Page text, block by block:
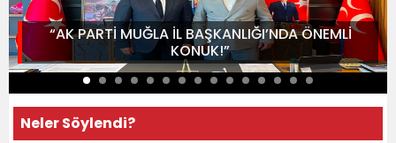
“AK PARTİ MUĞLA İL BAŞKANLIĞI’NDA ÖNEMLİ
KONUK!”
Neler Söylendi?